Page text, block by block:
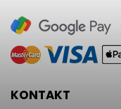
KONTAKT